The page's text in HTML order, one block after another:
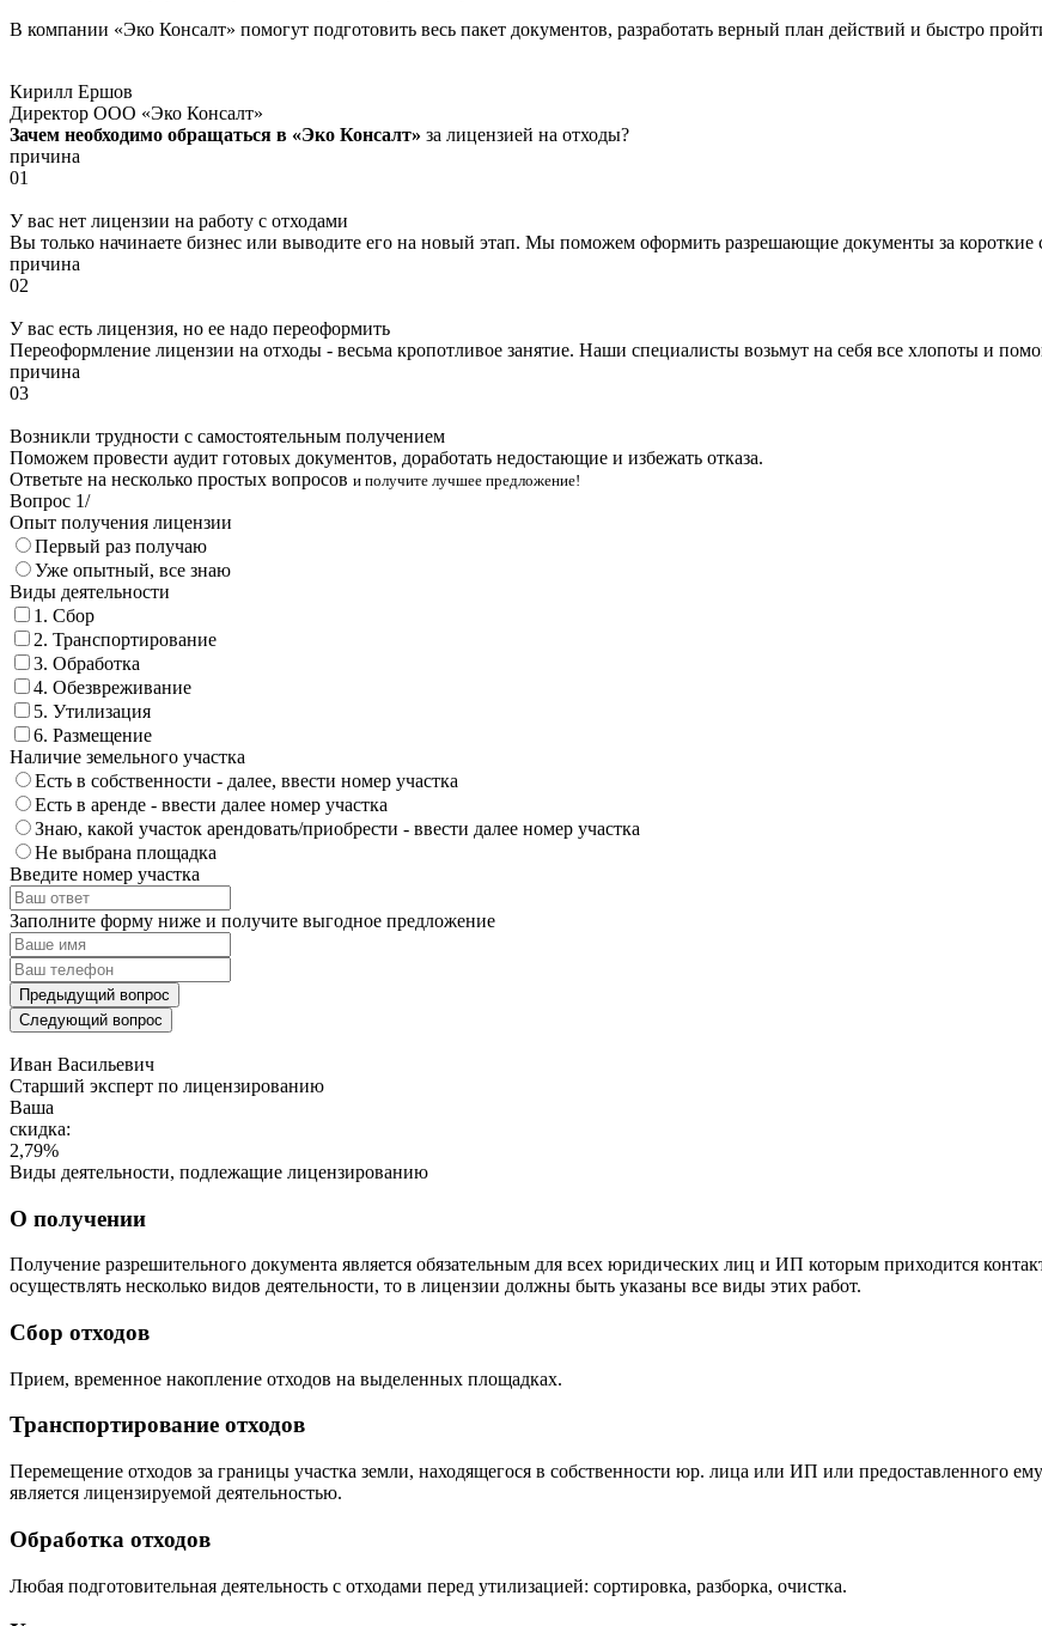
В компании «Эко Консалт» помогут подготовить весь пакет документов, разработать верный план действий и быстро
Кирилл Ершов
Директор ООО «Эко Консалт»
Зачем необходимо обращаться в «Эко Консалт» за лицензией на отходы?
причина
01
У вас нет лицензии на работу с отходами
Вы только начинаете бизнес или выводите его на новый этап. Мы поможем оформить разрешающие документы за короткие
причина
02
У вас есть лицензия, но ее надо переоформить
Переоформление лицензии на отходы - весьма кропотливое занятие. Наши специалисты возьмут на себя все хлопоты и
причина
03
Возникли трудности с самостоятельным получением
Поможем провести аудит готовых документов, доработать недостающие и избежать отказа.
Ответьте на несколько простых вопросов и получите лучшее предложение!
Вопрос 1/
Опыт получения лицензии
Первый раз получаю
Уже опытный, все знаю
Виды деятельности
1. Сбор
2. Транспортирование
3. Обработка
4. Обезвреживание
5. Утилизация
6. Размещение
Наличие земельного участка
Есть в собственности - далее, ввести номер участка
Есть в аренде - ввести далее номер участка
Знаю, какой участок арендовать/приобрести - ввести далее номер участка
Не выбрана площадка
Введите номер участка
Заполните форму ниже и получите выгодное предложение
Предыдущий вопрос
Следующий вопрос
Иван Васильевич
Cтарший эксперт по лицензированию
Ваша
скидка:
2,79%
Виды деятельности, подлежащие лицензированию
О получении
Получение разрешительного документа является обязательным для всех юридических лиц и ИП которым приходится
осуществлять несколько видов деятельности, то в лицензии должны быть указаны все виды этих работ.
Сбор отходов
Прием, временное накопление отходов на выделенных площадках.
Транспортирование отходов
Перемещение отходов за границы участка земли, находящегося в собственности юр. лица или ИП или предоставленного
является лицензируемой деятельностью.
Обработка отходов
Любая подготовительная деятельность с отходами перед утилизацией: сортировка, разборка, очистка.